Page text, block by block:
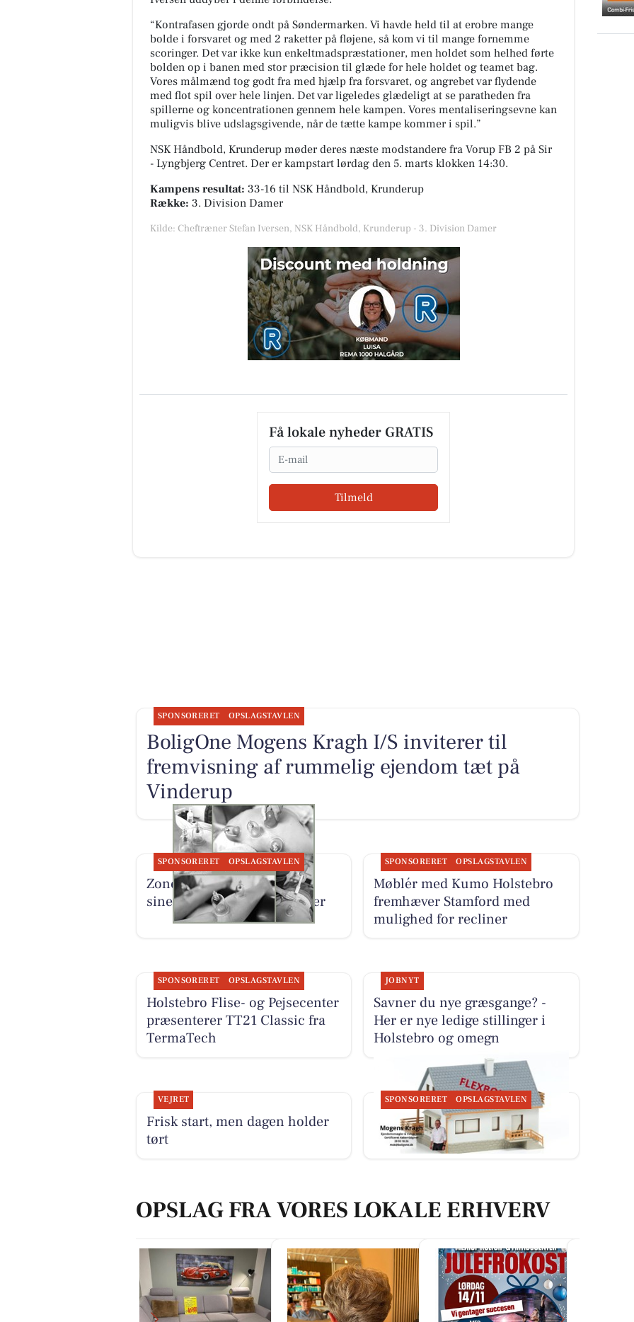
Kontrafasen gjorde ondt på Søndermarken. Vi havde held til at erobre mange
bolde i forsvaret og med 2 raketter på fløjene, så kom vi til mange fornemme
scoringer. Det var ikke kun enkeltmadspræstationer, men holdet som helhed førte
bolden op i banen med stor præcision til glæde for hele holdet og teamet bag.
Vores målmænd tog godt fra med hjælp fra forsvaret, og angrebet var flydende
med flot spil over hele linjen. Det var ligeledes glædeligt at se paratheden fra
spillerne og koncentrationen gennem hele kampen. Vores mentaliseringsevne kan
muligvis blive udslagsgivende, når de tætte kampe kommer i spil.
NSK Håndbold, Krunderup møder deres næste modstandere fra Vorup FB 2 på Sir
- Lyngbjerg Centret. Der er kampstart lørdag den 5. marts klokken 14:30.
Kampens resultat: 33-16 til NSK Håndbold, Krunderup
Række: 3. Division Damer
Kilde: Cheftræner Stefan Iversen, NSK Håndbold, Krunderup - 3. Division Damer
Få lokale nyheder GRATIS
Email
Tilmeld
SPONSORERET OPSLAGSTAVLEN
BoligOne Mogens Kragh I/S inviterer til
fremvisning af rummelig ejendom tæt på
Vinderup
SPONSORERET OPSLAGSTAVLEN
Zones By Gitte præsenterer
sine behandlingsmuligheder
SPONSORERET OPSLAGSTAVLEN
Møblér med Kumo Holstebro
fremhæver Stamford med
mulighed for recliner
SPONSORERET OPSLAGSTAVLEN
Holstebro Flise- og Pejsecenter
præsenterer TT21 Classic fra
TermaTech
JOBNYT
Savner du nye græsgange? -
Her er nye ledige stillinger i
Holstebro og omegn
VEJRET
Frisk start, men dagen holder
tørt
SPONSORERET OPSLAGSTAVLEN
BoligOne Mogens Kragh I/S
deler ny artikel om flexboliger
OPSLAG FRA VORES LOKALE ERHVERV